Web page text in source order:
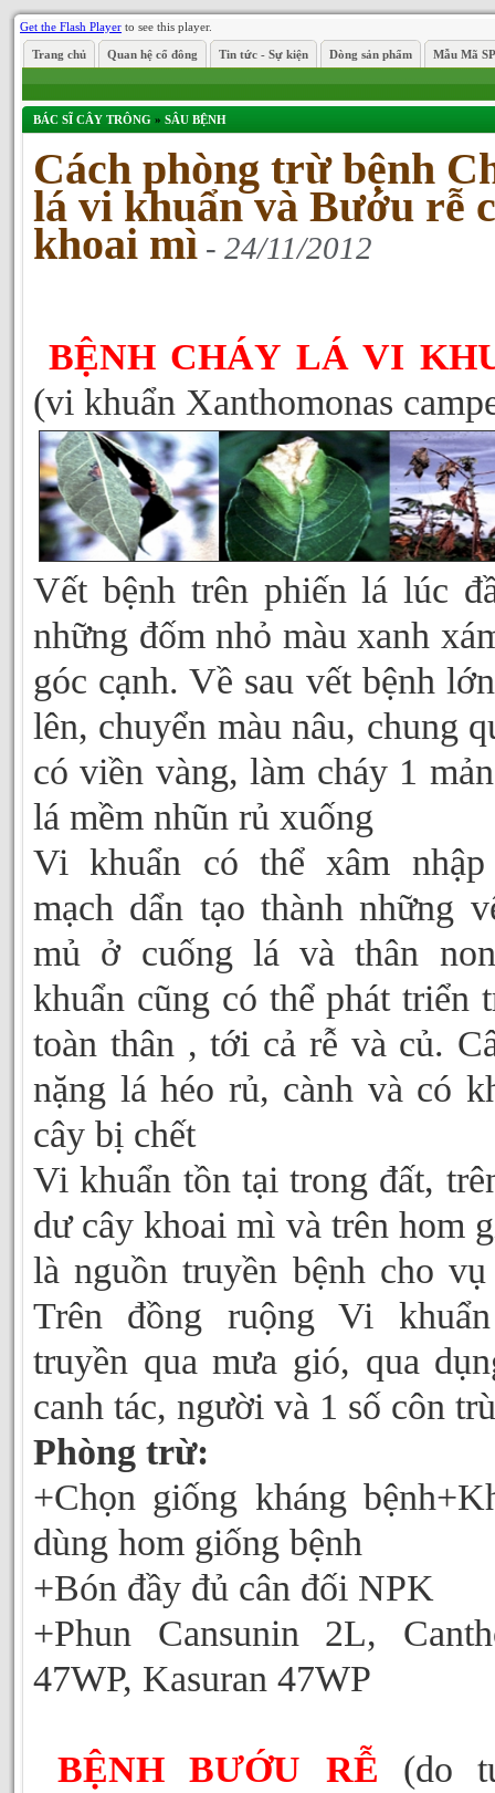
Get the Flash Player to see this player.
Trang chủ Quan hệ cổ đông Tin tức - Sự kiện Dòng sản phẩm Mẫu Mã SP
BÁC SĨ CÂY TRÔNG » SÂU BỆNH
Cách phòng trừ bệnh
lá vi khuẩn và Bướu rễ
khoai mì - 24/11/2012
BỆNH CHÁY LÁ VI
(vi khuẩn Xanthomonas
Vết bệnh trên phiến lá lúc
những đốm nhỏ màu xanh
góc cạnh. Về sau vết bệnh
lên, chuyển màu nâu, chung
có viền vàng, làm cháy 1
lá mềm nhũn rủ xuống
Vi khuẩn có thể xâm
mạch dẩn tạo thành những
mủ ở cuống lá và thân
khuẩn cũng có thể phát triển
toàn thân , tới cả rễ và củ.
nặng lá héo rủ, cành và có
cây bị chết
Vi khuẩn tồn tại trong đất,
dư cây khoai mì và trên hom
là nguồn truyền bệnh cho vụ
Trên đồng ruộng Vi
truyền qua mưa gió, qua
canh tác, người và 1 số côn
Phòng trừ:
+Chọn giống kháng
dùng hom giống bệnh
+Bón đầy đủ cân đối NPK
+Phun Cansunin 2L,
47WP, Kasuran 47WP
BỆNH BƯỚU RỄ (do